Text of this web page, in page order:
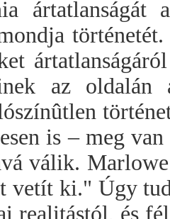
ártatlanságát
az oldalán
is – meg
válik.
vetít ki." Úgy
realitástól, és